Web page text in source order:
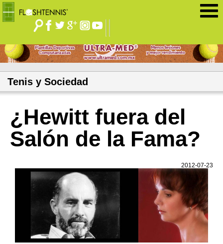
Tenis y Sociedad
¿Hewitt fuera del
Salón de la Fama?
2012-07-23